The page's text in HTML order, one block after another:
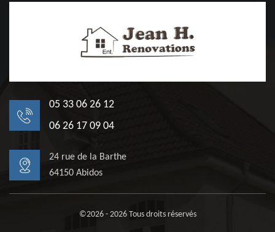
05 33 06 26 12
06 26 17 09 04
24 rue de la Barthe
64150 Abidos
©2026 - 2026 Tous droits réservés